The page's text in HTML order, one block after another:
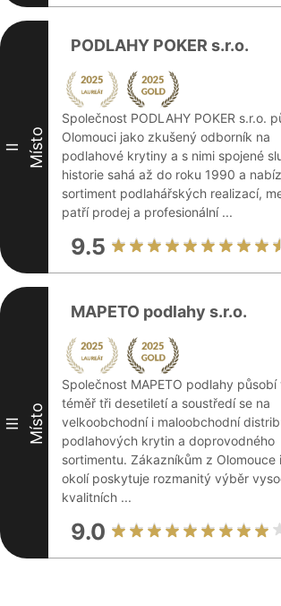
II Místo
PODLAHY POKER s.r.o.
Společnost PODLAHY POKER s.r.o.
Olomouci jako zkušený odborník na
podlahové krytiny a s nimi spojené
historie sahá až do roku 1990 a
sortiment podlahářských realizací,
patří prodej a profesionální ...
9.5
III Místo
MAPETO podlahy s.r.o.
Společnost MAPETO podlahy působí
téměř tři desetiletí a soustředí se na
velkoobchodní i maloobchodní
podlahových krytin a doprovodného
sortimentu. Zákazníkům z Olomouce
okolí poskytuje rozmanitý výběr
kvalitních ...
9.0